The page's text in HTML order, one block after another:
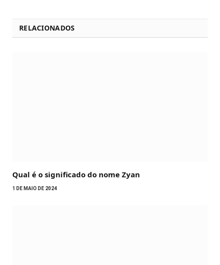
RELACIONADOS
Qual é o significado do nome Zyan
1 DE MAIO DE 2024